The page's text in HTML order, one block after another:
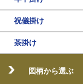
祝儀掛け
茶掛け
図柄から選ぶ